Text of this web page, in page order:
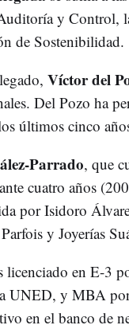
y Control,
de Sostenibilidad.
Víctor del
Del Pozo ha
últimos cinco
Parrado, que
cuatro años
por Isidoro
y Joyerías
licenciado en E-3
UNED, y MBA
en el banco de